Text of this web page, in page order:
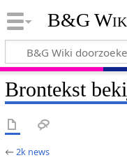
B&G
Brontekst
←2k news